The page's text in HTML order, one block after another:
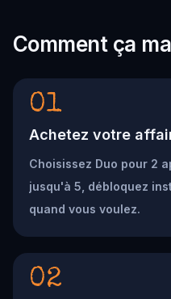
Comment ça
01
Achetez votre
Choisissez Duo pour 2
jusqu'à 5, débloquez
quand vous voulez.
02